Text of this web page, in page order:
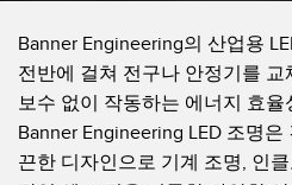
Pick-to-Light 센서
온도 및 진동 센서
Condition Monitoring Sensors
Wireless Condition Monitoring
관련 링크
세척
Banner Engineering의 산업용
전반에 걸쳐 전구나 안정기를 교
보수 없이 작동하는 에너지 효
Banner Engineering LED 조명은
끈한 디자인으로 기계 조명, 인